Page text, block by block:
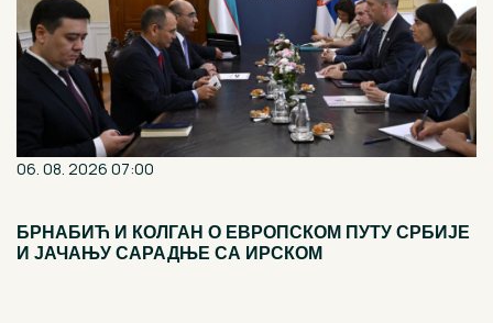
06. 08. 2026 07:00
БРНАБИЋ И КОЛГАН О ЕВРОПСКОМ ПУТУ СРБИЈЕ
И ЈАЧАЊУ САРАДЊЕ СА ИРСКОМ